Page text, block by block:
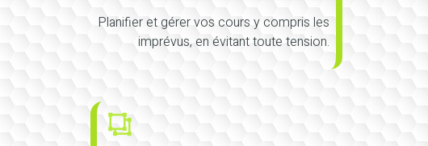
Planifier et gérer vos cours y compris les
imprévus, en évitant toute tension.